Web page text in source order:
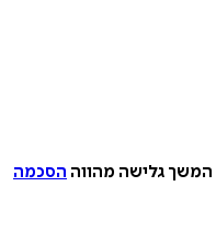
המשך גלישה מהווה הסכמה